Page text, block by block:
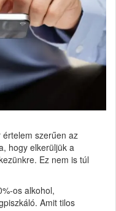
szerűen az
hogy elkerüljük a
Ez nem is túl
os alkohol,
Amit tilos